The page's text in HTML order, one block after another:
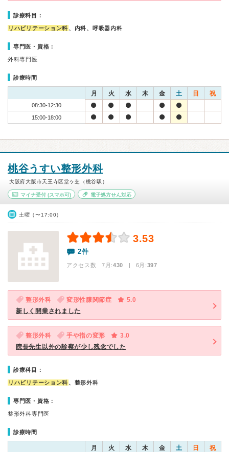
診療科目：
リハビリテーション科 、内科、呼吸器内科
専門医・資格：
外科専門医
診療時間
月 火 水 木 金 土 日 祝
08:30-12:30
15:00-18:00
桃谷うすい整形外科
大阪府大阪市天王寺区堂ケ芝（桃谷駅）
マイナ受付 (スマホ可) 電子処方せん対応
土曜（〜17:00）
3.53
2件
アクセス数 7月:430 | 6月:397
整形外科 変形性膝関節症
5.0
新しく開業されました
整形外科 手や指の変形
3.0
院長先生以外の診察が少し残念でした
診療科目：
リハビリテーション科 、整形外科
専門医・資格：
整形外科専門医
診療時間
月 火 水 木 金 土 日 祝